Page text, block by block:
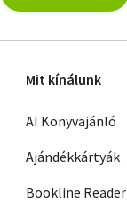
Mit kínálunk
AI Könyvajánló
Ajándékkártyák
Bookline Reader